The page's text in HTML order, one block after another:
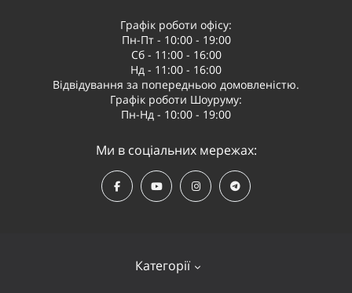
Категорії
Графік роботи офісу:
Пн-Пт - 10:00 - 19:00
Сб - 11:00 - 16:00
Нд - 11:00 - 16:00
Відвідування за попередньою домовленістю.
Графік роботи Шоуруму:
Пн-Нд - 10:00 - 19:00
Ми в соціальних мережах: